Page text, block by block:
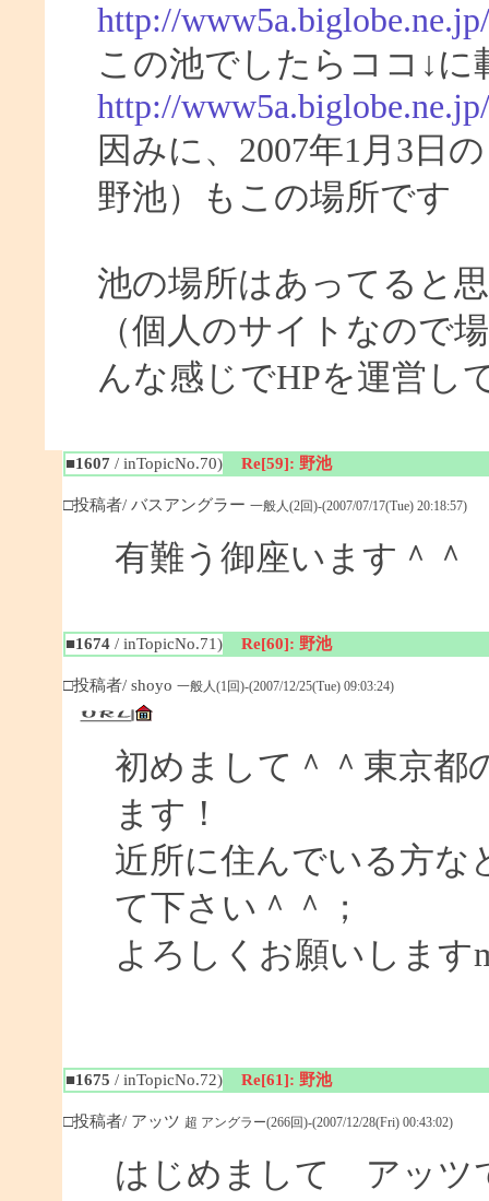
http://
この池でしたらココ↓に
http://
因みに、2007年1月3日
野池）もこの場所です
池の場所はあってると
（個人のサイトなので
んな感じでHPを運営し
■1607 / inTopicNo.70) Re[59]: 野池
□投稿者/ バスアングラー 一般人(2回)-(2007/07/17(Tue) 20:18:57)
有難う御座います＾＾
■1674/ inTopicNo.71) Re[60]: 野池
□投稿者/ shoyo 一般人(1回)-(2007/12/25(Tue) 09:03:24)
初めまして＾＾東京都
ます！
近所に住んでいる方な
て下さい＾＾；
よろしくお願いします
■1675 / inTopicNo.72) Re[61]: 野池
□投稿者/ アッツ 超 アングラー(266回)-(2007/12/28(Fri) 00:43:02)
はじめまして アッツ